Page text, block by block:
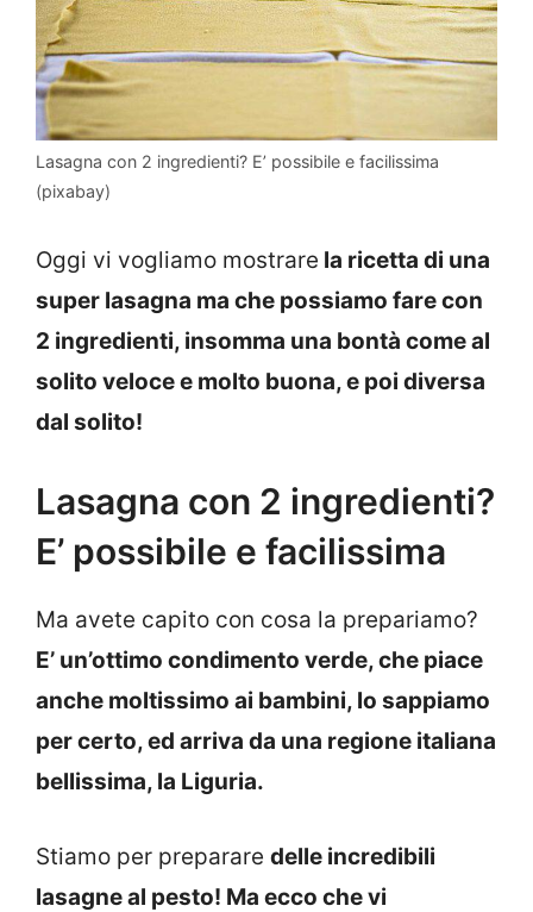
Lasagna con 2 ingredienti? E’ possibile e facilissima
(pixabay)
Oggi vi vogliamo mostrare la ricetta di una
super lasagna ma che possiamo fare con
2 ingredienti, insomma una bontà come al
solito veloce e molto buona, e poi diversa
dal solito!
Lasagna con 2 ingredienti?
E’ possibile e facilissima
Ma avete capito con cosa la prepariamo?
E’ un’ottimo condimento verde, che piace
anche moltissimo ai bambini, lo sappiamo
per certo, ed arriva da una regione italiana
bellissima, la Liguria.
Stiamo per preparare delle incredibili
lasagne al pesto! Ma ecco che vi